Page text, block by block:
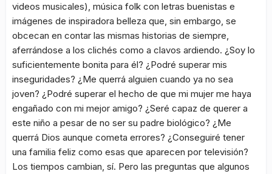
videos musicales), música folk con letras buenistas e
imágenes de inspiradora belleza que, sin embargo, se
obcecan en contar las mismas historias de siempre,
aferrándose a los clichés como a clavos ardiendo. ¿Soy lo
suficientemente bonita para él? ¿Podré superar mis
inseguridades? ¿Me querrá alguien cuando ya no sea
joven? ¿Podré superar el hecho de que mi mujer me haya
engañado con mi mejor amigo? ¿Seré capaz de querer a
este niño a pesar de no ser su padre biológico? ¿Me
querrá Dios aunque cometa errores? ¿Conseguiré tener
una familia feliz como esas que aparecen por televisión?
Los tiempos cambian, sí. Pero las preguntas que algunos